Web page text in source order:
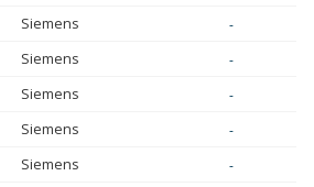
Siemens -
Siemens -
Siemens -
Siemens -
Siemens -